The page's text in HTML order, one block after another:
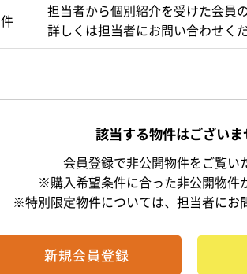
件
担当者から個別紹介を受けた会員
詳しくは担当者にお問い合わせくだ
該当する物件はございま
会員登録で非公開物件をご覧い
※購入希望条件に合った非公開物件
※特別限定物件については、担当者にお
新規会員登録